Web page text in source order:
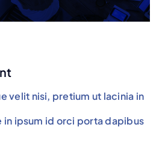
velit nisi, pretium ut lacinia in
in ipsum id orci porta dapibus.